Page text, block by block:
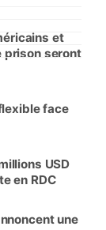
et
prison seront
face
USD
en RDC
une